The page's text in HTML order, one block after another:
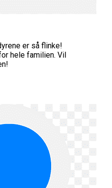
er så flinke!
hele familien. Vil